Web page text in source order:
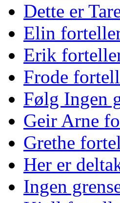
Dette er
Elin
Erik
Frode
Følg Ingen
Geir Arne
Grethe
Her er
Ingen